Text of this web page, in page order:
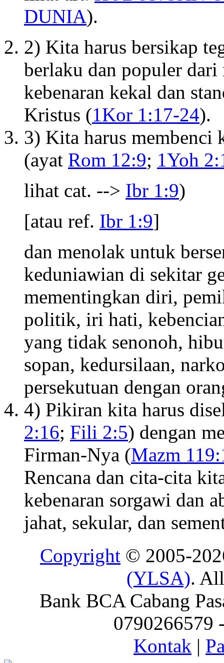
DUNIA).
2) Kita harus bersikap
berlaku dan populer
kebenaran kekal dan
Kristus (1Kor 1:17-24).
3) Kita harus membenci
(ayat Rom 12:9; 1Yoh
lihat cat. --> Ibr 1:9)
[atau ref. Ibr 1:9]
dan menolak untuk
keduniawian di sekitar
mementingkan diri,
politik, iri hati,
yang tidak senonoh,
sopan, kedursilaan,
persekutuan dengan
4) Pikiran kita harus
2:16; Fili 2:5) dengan
Firman-Nya (Mazm
Rencana dan cita-cita
kebenaran sorgawi dan
jahat, sekular, dan
Copyright © 2005-
(YLSA).
Bank BCA Cabang
0790266579
Kontak |